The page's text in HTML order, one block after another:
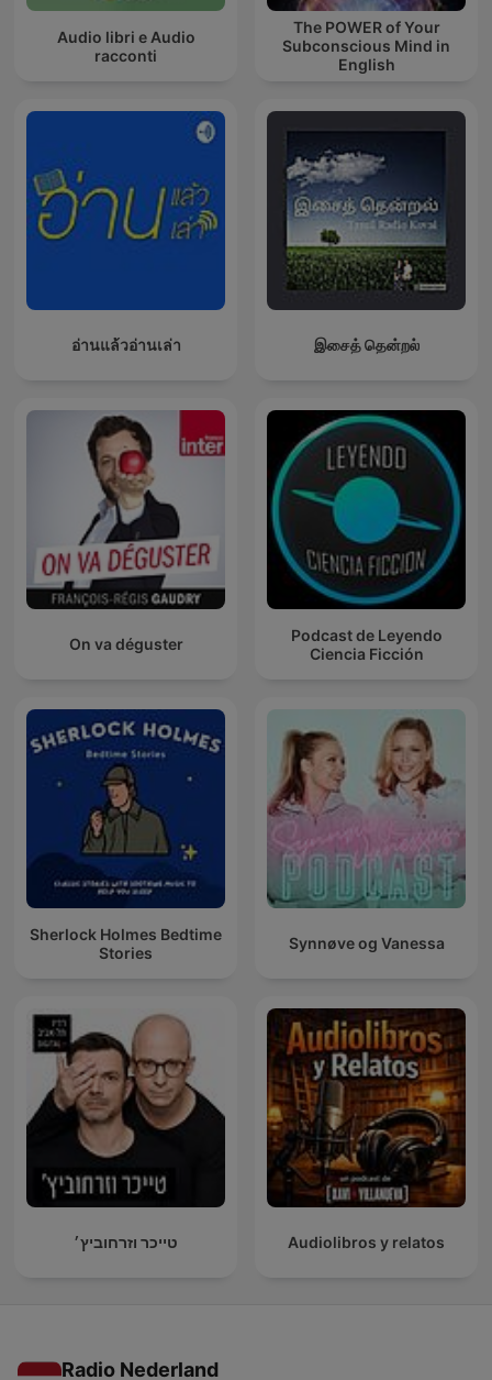
Audio libri e Audio
racconti
The POWER of Your
Subconscious Mind in
English
อ่านแล้วอ่านเล่า இசைத் தென்றல்
On va déguster
Podcast de Leyendo
Ciencia Ficción
Sherlock Holmes Bedtime
Stories
Synnøve og Vanessa
טייכר וזרחוביץ׳ Audiolibros y relatos
Radio Nederland